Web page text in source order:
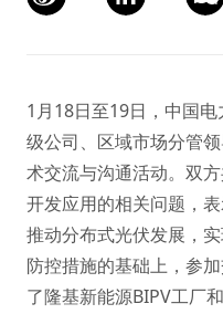
1月18日至19日，中国
级公司、区域市场分管
术交流与沟通活动。双
开发应用的相关问题，
推动分布式光伏发展，
防控措施的基础上，参
了隆基新能源BIPV工厂